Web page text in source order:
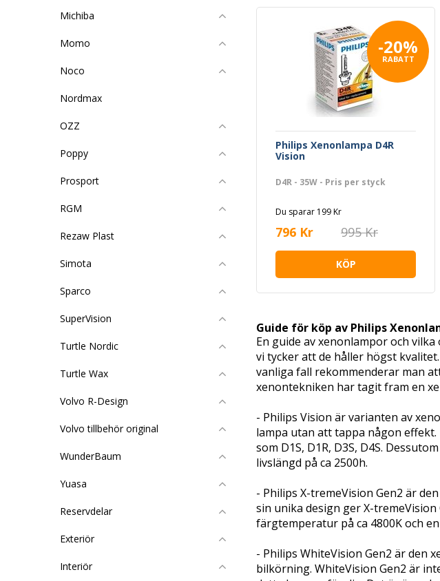
Michiba
Momo
Noco
Nordmax
OZZ
Poppy
Prosport
RGM
Rezaw Plast
Simota
Sparco
SuperVision
Turtle Nordic
Turtle Wax
Volvo R-Design
Volvo tillbehör original
WunderBaum
Yuasa
Reservdelar
Exteriör
Interiör
-20%
RABATT
Philips Xenonlampa D4R
Vision
D4R - 35W - Pris per styck
Du sparar 199 Kr
796 Kr 995 Kr
KÖP
Guide för köp av Philips
En guide av xenonlampor och
vi tycker att de håller högst
vanliga fall rekommenderar man
xenontekniken har tagit fram en
- Philips Vision är varianten av
lampa utan att tappa någon
som D1S, D1R, D3S, D4S.
livslängd på ca 2500h.
- Philips X-tremeVision Gen2 är
sin unika design ger X-
färgtemperatur på ca 4800K och
- Philips WhiteVision Gen2 är den
bilkörning. WhiteVision Gen2 är